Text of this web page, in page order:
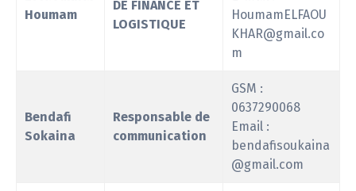
Houmam
DE FINANCE ET
LOGISTIQUE
HoumamELFAOU
KHAR@gmail.co
m
Bendafi
Sokaina
Responsable de
communication
GSM :
0637290068
Email :
bendafisoukaina
@gmail.com